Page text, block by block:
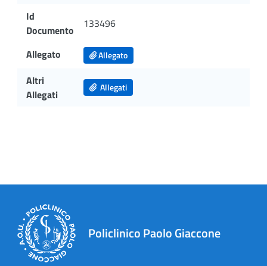
Id
Documento
133496
Allegato Allegato
Altri
Allegati
Allegati
Policlinico Paolo Giaccone